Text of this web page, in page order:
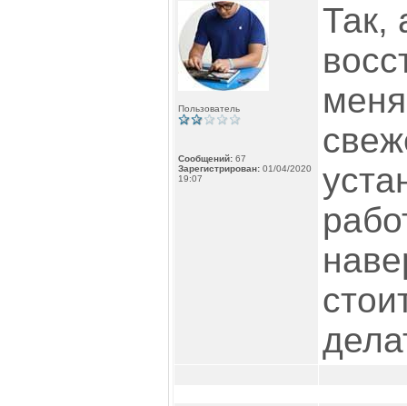
Пользователь
Сообщений: 67
Зарегистрирован: 01/04/2020
19:07
Так,